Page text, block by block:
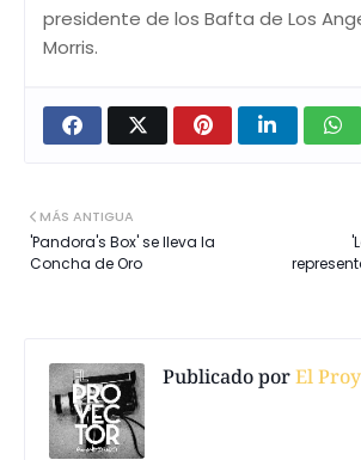
presidente de los Bafta de Los
Morris.
MÁS ANTIGUA
'Pandora's Box' se lleva la
Concha de Oro
Publicado porEl